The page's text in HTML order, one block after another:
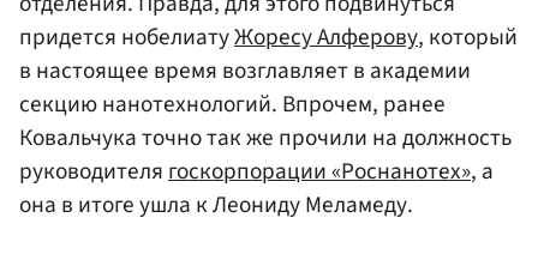
придется нобелиатуЖоресу Алферову, который
в настоящее время возглавляет в академии
секцию нанотехнологий. Впрочем, ранее
Ковальчука точно так же прочили на должность
руководителягоскорпорации «Роснанотех», а
она в итоге ушла к Леониду Меламеду.